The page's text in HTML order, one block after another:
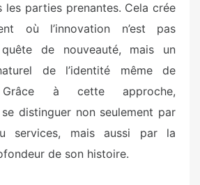
les parties prenantes. Cela crée
où l’innovation n’est pas
de nouveauté, mais un
de l’identité même de
Grâce à cette approche,
se distinguer non seulement par
services, mais aussi par la
de son histoire.